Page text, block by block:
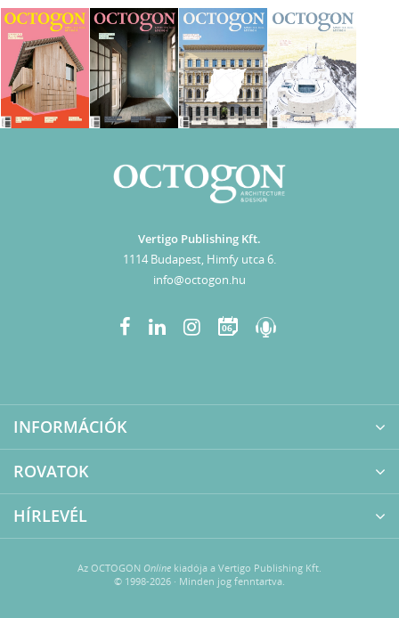
Vertigo Publishing Kft.
1114 Budapest, Himfy utca 6.
info@octogon.hu
06
INFORMÁCIÓK
ROVATOK
HÍRLEVÉL
Az OCTOGON Online kiadója a Vertigo Publishing Kft.
© 1998-2026 · Minden jog fenntartva.